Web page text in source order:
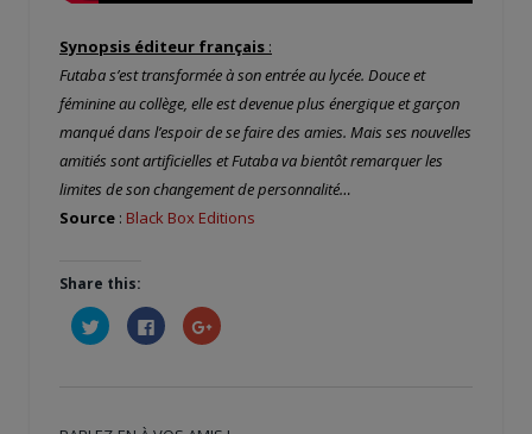
Synopsis éditeur français :
Futaba s’est transformée à son entrée au lycée. Douce et
féminine au collège, elle est devenue plus énergique et garçon
manqué dans l’espoir de se faire des amies. Mais ses nouvelles
amitiés sont artificielles et Futaba va bientôt remarquer les
limites de son changement de personnalité…
Source : Black Box Editions
Share this:
Cliquez
pour
partager
Cliquez
pour
partager
Cliquez
pour